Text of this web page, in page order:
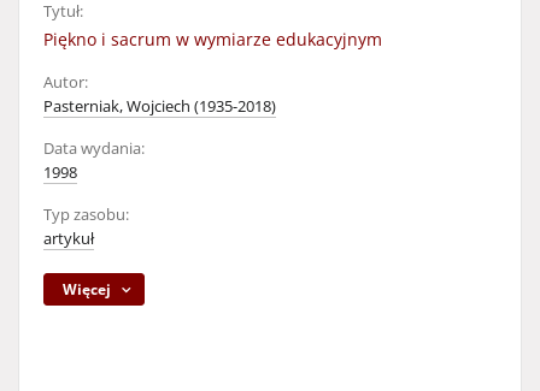
Tytuł:
Piękno i sacrum w wymiarze edukacyjnym
Autor:
Pasterniak, Wojciech (1935-2018)
Data wydania:
1998
Typ zasobu:
artykuł
Więcej